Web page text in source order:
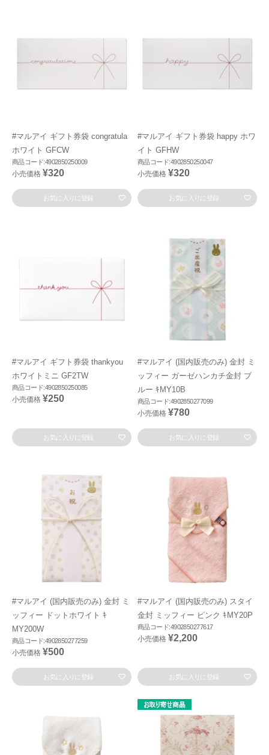
#マルアイ ギフト券袋 congratula
ホワイト GFCW
商品コード:4902850250009
小売価格 ¥320
お気に入りに登録
#マルアイ ギフト券袋 happy ホワ
イト GFHW
商品コード:4902850250047
小売価格 ¥320
お気に入りに登録
#マルアイ ギフト券袋 thankyou
ホワイトミニ GF2TW
商品コード:4902850250085
小売価格 ¥250
お気に入りに登録
#マルアイ (国内販売のみ) 金封 ミ
ッフィー ガーゼハンカチ金封 ブ
ルー ｷMY10B
商品コード:4902850277099
小売価格 ¥780
お気に入りに登録
#マルアイ (国内販売のみ) 金封 ミ
ッフィー ドットホワイト ｷ
MY200W
商品コード:4902850277259
小売価格 ¥500
お気に入りに登録
#マルアイ (国内販売のみ) スタイ
金封 ミッフィー ピンク ｷMY20P
商品コード:4902850277617
小売価格 ¥2,200
お気に入りに登録